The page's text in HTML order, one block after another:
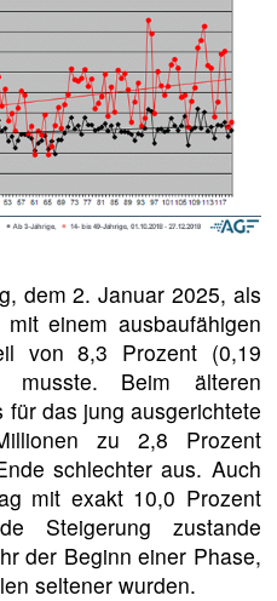
dem 2. Januar 2025, als
einem ausbaufähigen
von 8,3 Prozent (0,19
musste. Beim älteren
das jung ausgerichtete
zu 2,8 Prozent
schlechter aus. Auch
mit exakt 10,0 Prozent
Steigerung zustande
der Beginn einer Phase,
seltener wurden.